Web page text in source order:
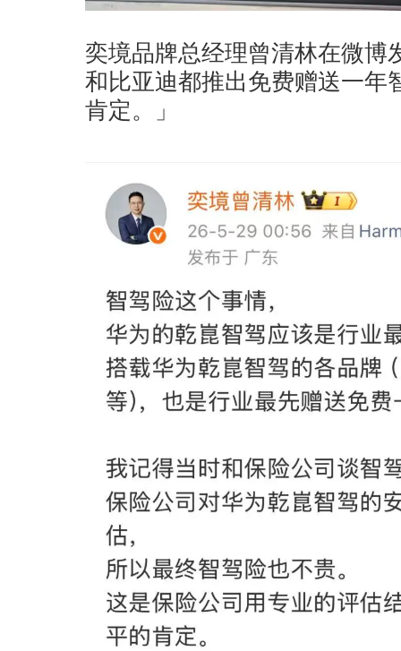
奕境品牌总经理曾清林在微博
和比亚迪都推出免费赠送一年
肯定。」